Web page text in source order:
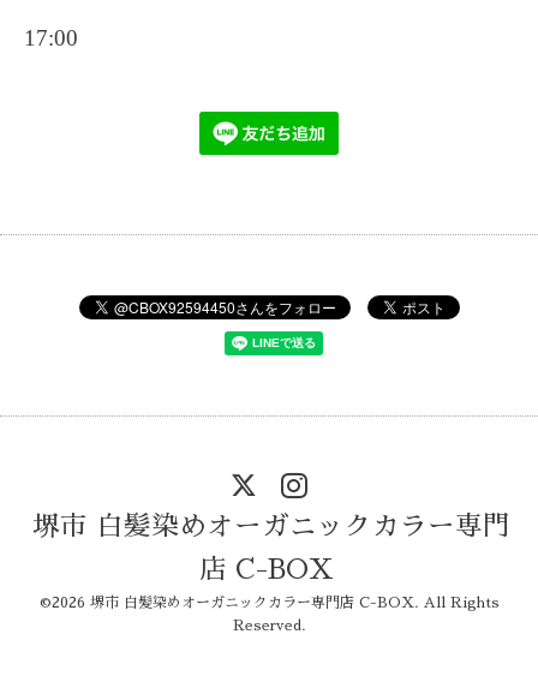
17:00
堺市 白髪染めオーガニックカラー専門
店 C-BOX
©2026 堺市 白髪染めオーガニックカラー専門店 C-BOX. All Rights
Reserved.